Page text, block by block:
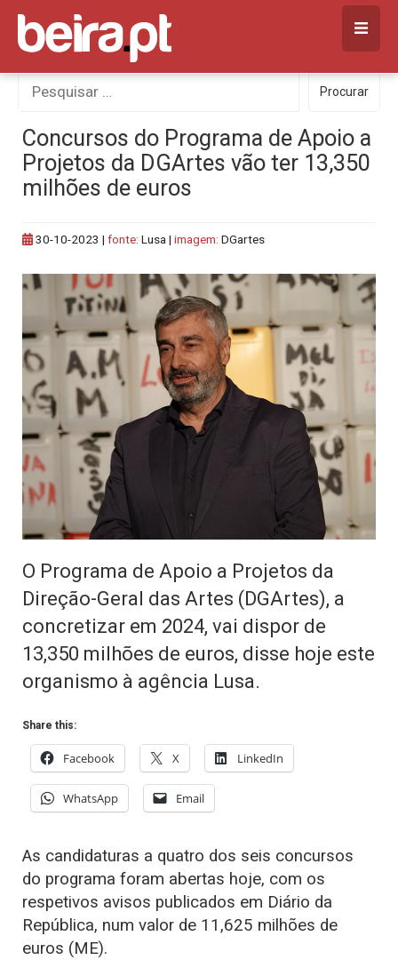
Skip
content
Procurar
por:
Procurar
Concursos do Programa de Apoio a
Projetos da DGArtes vão ter 13,350
milhões de euros
30-10-2023 | fonte: Lusa | imagem: DGartes
O Programa de Apoio a Projetos da
Direção-Geral das Artes (DGArtes), a
concretizar em 2024, vai dispor de
13,350 milhões de euros, disse hoje este
organismo à agência Lusa.
Share this:
Facebook X LinkedIn
WhatsApp Email
As candidaturas a quatro dos seis concursos
do programa foram abertas hoje, com os
respetivos avisos publicados em Diário da
República, num valor de 11,625 milhões de
euros (ME).